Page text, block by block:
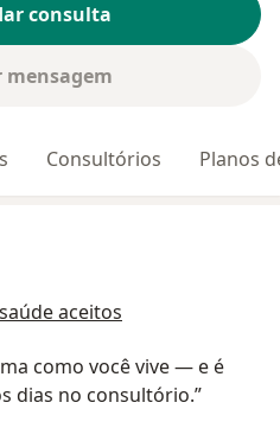
consulta
mensagem
Consultórios Planos
aceitos
como você vive — e é
dias no consultório.”